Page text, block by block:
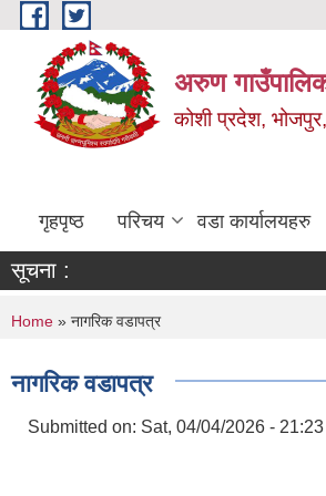
Skip to main content
अरुण
कोशी प्रदेश,
गृहपृष्ठ परिचय वडा कार्यालयहरु
सूचना :
You are here
Home » नागरिक वडापत्र
नागरिक वडापत्र
Submitted on: Sat, 04/04/2026 - 21:23